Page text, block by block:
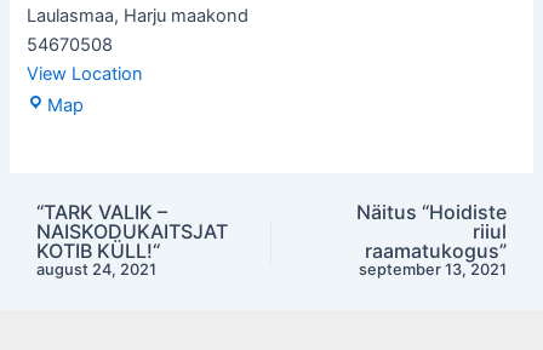
Laulasmaa, Harju maakond
54670508
View Location
Map
Post
navigation
“TARK VALIK –
NAISKODUKAITSJAT
KOTIB KÜLL!“
august 24, 2021
Näitus “Hoidiste
riiul
raamatukogus”
september 13, 2021